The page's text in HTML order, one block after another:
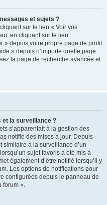
et sujets ?
sur le lien « Voir vos
en cliquant sur le lien
» depuis votre propre page de profil
» depuis n’importe quelle page
la page de recherche avancée et
et la surveillance ?
s’apparentait à la gestion des
notifié des mises à jour. Depuis
similaire à la surveillance d’un
sujet favoris a été mis à
également d’être notifié lorsqu’il y
Les options de notifications pour
configurées depuis le panneau de
forum ».